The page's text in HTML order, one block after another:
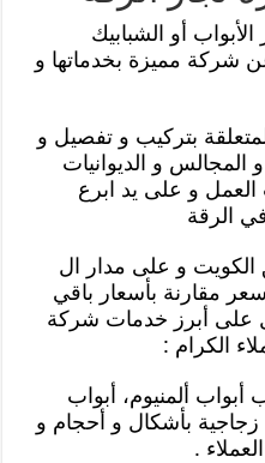
أو الشبابيك
شركة مميزة بخدماتها و
بتركيب و تفصيل و
و الديوانيات
و على يد ابرع
الرقة
الكويت و على مدار ال
مقارنة بأسعار باقي
على أبرز خدمات شركة
الكرام :
أبواب ألمنيوم، أبواب
زجاجية بأشكال و أحجام و
.